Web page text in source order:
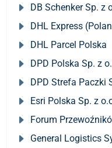
DB Schenker Sp. z
DHL Express
DHL Parcel Polska
DPD Polska Sp. z
DPD Strefa Paczki
Esri Polska Sp. z
Forum
General Logistics